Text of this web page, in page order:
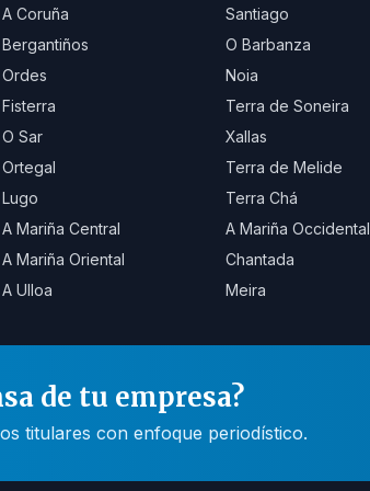
A Coruña Santiago
Bergantiños
O Barbanza
Ordes
Noia
Fisterra
Terra de Soneira
O Sar
Xallas
Ortegal
Terra de Melide
Lugo
Terra Chá
A Mariña Central
A Mariña Occidental
A Mariña Oriental
Chantada
A Ulloa
Meira
de tu empresa?
titulares con enfoque periodístico.